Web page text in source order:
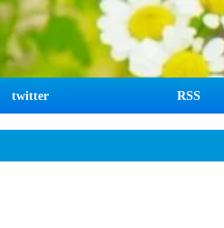
twitter RSS